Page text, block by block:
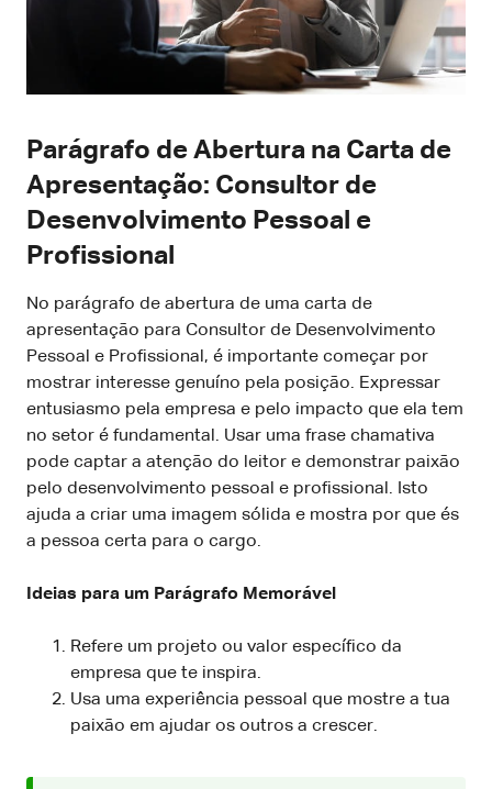
Parágrafo de Abertura na Carta de
Apresentação: Consultor de
Desenvolvimento Pessoal e
Profissional
No parágrafo de abertura de uma carta de
apresentação para Consultor de Desenvolvimento
Pessoal e Profissional, é importante começar por
mostrar interesse genuíno pela posição. Expressar
entusiasmo pela empresa e pelo impacto que ela tem
no setor é fundamental. Usar uma frase chamativa
pode captar a atenção do leitor e demonstrar paixão
pelo desenvolvimento pessoal e profissional. Isto
ajuda a criar uma imagem sólida e mostra por que és
a pessoa certa para o cargo.
Ideias para um Parágrafo Memorável
Refere um projeto ou valor específico da
empresa que te inspira.
Usa uma experiência pessoal que mostre a tua
paixão em ajudar os outros a crescer.